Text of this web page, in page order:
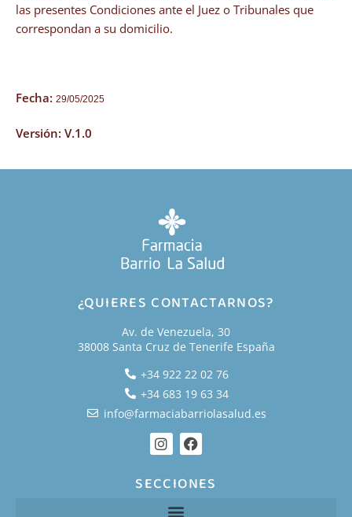
las presentes Condiciones ante el Juez o Tribunales que
correspondan a su domicilio.
Fecha: 29/05/2025
Versión: V.1.0
¿QUIERES CONTACTARNOS?
Av. de Venezuela, 30
38008 Santa Cruz de Tenerife España
+34 922 22 02 76
+34 683 19 63 34
info@farmaciabarriolasalud.es
SECCIONES